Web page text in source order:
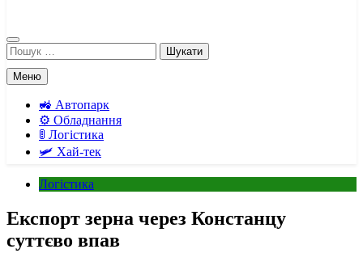
Пошук:
Меню
🚜 Автопарк
⚙️ Обладнання
🚦 Логістика
🛩️ Хай-тек
Логістика
Експорт зерна через Констанцу
суттєво впав